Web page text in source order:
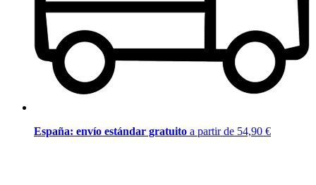
España: envío estándar gratuito a partir de 54,90 €